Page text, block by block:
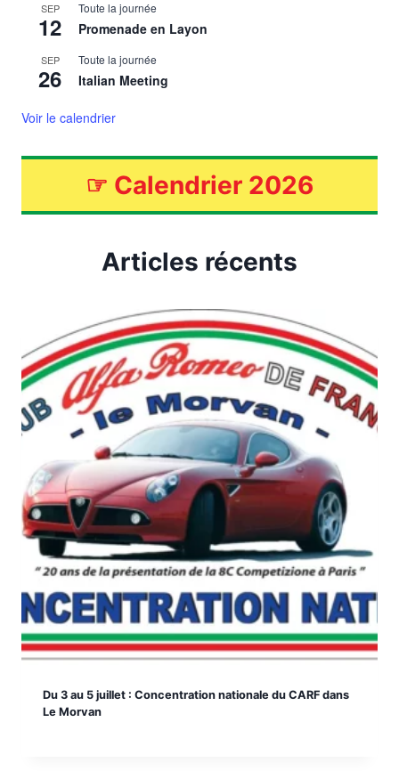
SEP
12
Toute la journée
Promenade en Layon
SEP
26
Toute la journée
Italian Meeting
Voir le calendrier
☞ Calendrier 2026
Articles récents
Du 3 au 5 juillet : Concentration nationale du CARF dans
Le Morvan